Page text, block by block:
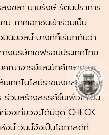
ขลา นายรังษี รัตนปราการ
ภาคเอกชนเข้าร่วมเป็น
นิมอลนี้ บางทีก็เรียกกันว่า
งบริษัทเชฟรอนประเทศไทย
คณาจารย์และนักศึกษาคณะ
เทคโนโลยีราชมงคลศรีวิชัย
วมสร้างสรรค์ขึ้นเพื่อให้เป็น
งเที่ยวจะได้มีจุด CHECK
นี้ วันนี้จึงเป็นโอกาสดีที่